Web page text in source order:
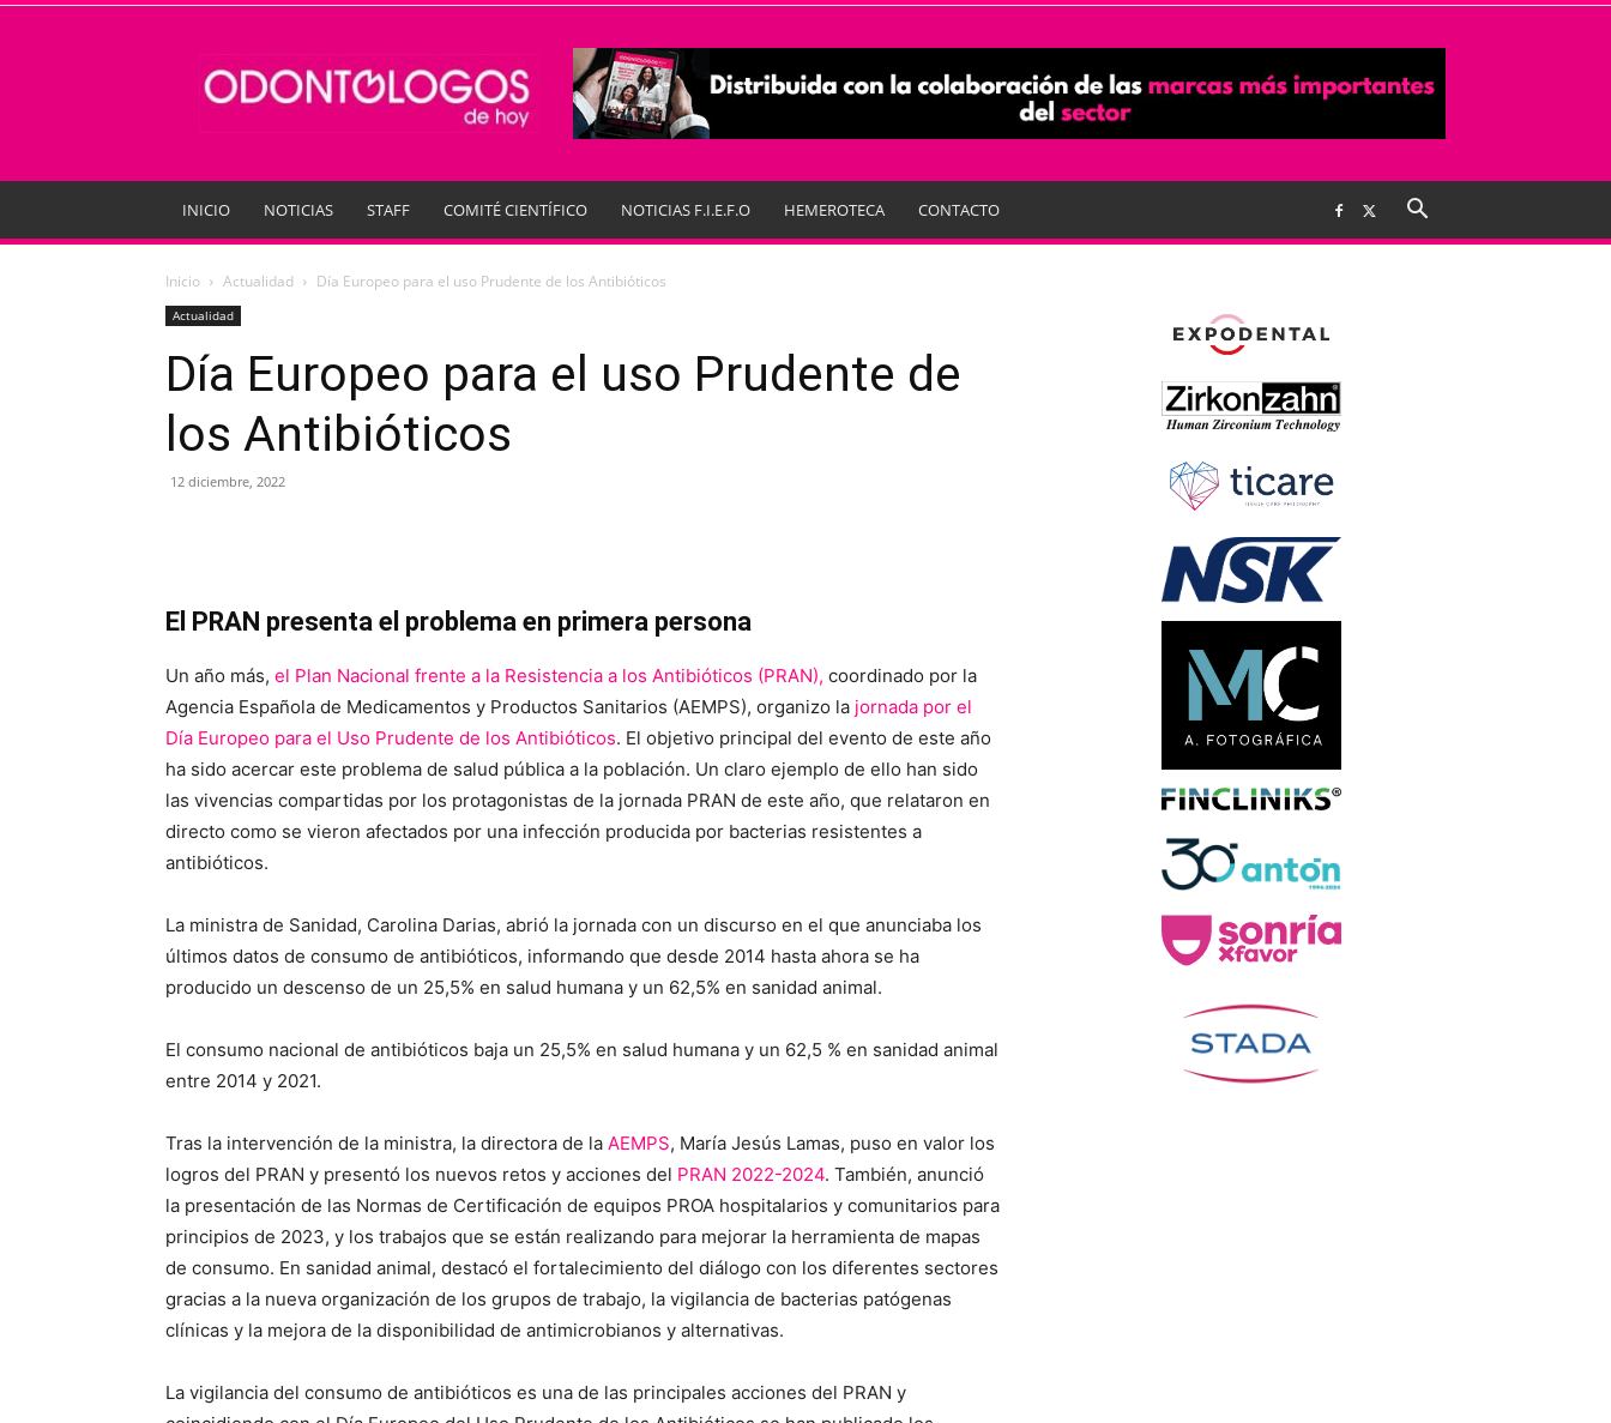
de
Hoy
INICIO NOTICIAS STAFF COMITÉ CIENTÍFICO NOTICIAS F.I.E.F.O HEMEROTECA CONTACTO
Inicio Actualidad Día Europeo para el uso Prudente de los Antibióticos
Actualidad
Día Europeo para el uso Prudente de
los Antibióticos
12 diciembre, 2022
El PRAN presenta el problema en primera persona
Un año más, el Plan Nacional frente a la Resistencia a los Antibióticos (PRAN), coordinado por la
Agencia Española de Medicamentos y Productos Sanitarios (AEMPS), organizo la jornada por el
Día Europeo para el Uso Prudente de los Antibióticos. El objetivo principal del evento de este año
ha sido acercar este problema de salud pública a la población. Un claro ejemplo de ello han sido
las vivencias compartidas por los protagonistas de la jornada PRAN de este año, que relataron en
directo como se vieron afectados por una infección producida por bacterias resistentes a
antibióticos.
La ministra de Sanidad, Carolina Darias, abrió la jornada con un discurso en el que anunciaba los
últimos datos de consumo de antibióticos, informando que desde 2014 hasta ahora se ha
producido un descenso de un 25,5% en salud humana y un 62,5% en sanidad animal.
El consumo nacional de antibióticos baja un 25,5% en salud humana y un 62,5 % en sanidad animal
entre 2014 y 2021.
Tras la intervención de la ministra, la directora de la AEMPS, María Jesús Lamas, puso en valor los
logros del PRAN y presentó los nuevos retos y acciones del PRAN 2022-2024. También, anunció
la presentación de las Normas de Certificación de equipos PROA hospitalarios y comunitarios para
principios de 2023, y los trabajos que se están realizando para mejorar la herramienta de mapas
de consumo. En sanidad animal, destacó el fortalecimiento del diálogo con los diferentes sectores
gracias a la nueva organización de los grupos de trabajo, la vigilancia de bacterias patógenas
clínicas y la mejora de la disponibilidad de antimicrobianos y alternativas.
La vigilancia del consumo de antibióticos es una de las principales acciones del PRAN y